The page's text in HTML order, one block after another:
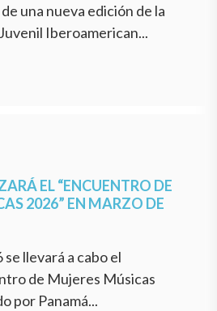
una nueva edición de la
Iberoamerican...
EL “ENCUENTRO DE
2026” EN MARZO DE
se llevará a cabo el
de Mujeres Músicas
por Panamá...